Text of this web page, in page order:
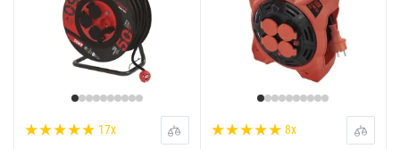
17x 8x